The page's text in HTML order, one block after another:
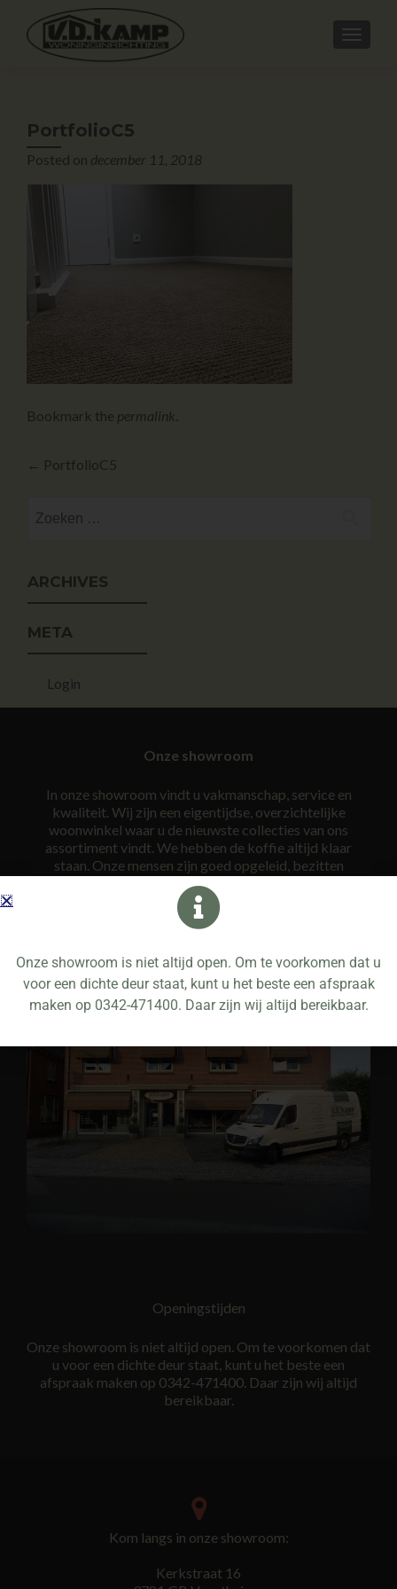
PortfolioC5
Posted on december 11, 2018
Bookmark the permalink.
← PortfolioC5
ARCHIVES
META
Login
Onze showroom
In onze showroom vindt u vakmanschap, service en
kwaliteit. Wij zijn een eigentijdse, overzichtelijke
woonwinkel waar u de nieuwste collecties van ons
assortiment vindt. We hebben de koffie altijd klaar
staan. Onze mensen zijn goed opgeleid, bezitten
gedegen vakkennis en zijn ook nog eens op de hoogte
van alle laatste trends. Wij nemen ruim de tijd voor u om
uiteindelijk tot een gedegen advies te komen.
Openingstijden
Onze showroom is niet altijd open. Om te voorkomen dat
u voor een dichte deur staat, kunt u het beste een
afspraak maken op 0342-471400. Daar zijn wij altijd
bereikbaar.
Kom langs in onze showroom:
Kerkstraat 16
Onze showroom is niet altijd open. Om te voorkomen dat u
voor een dichte deur staat, kunt u het beste een afspraak
maken op 0342-471400. Daar zijn wij altijd bereikbaar.